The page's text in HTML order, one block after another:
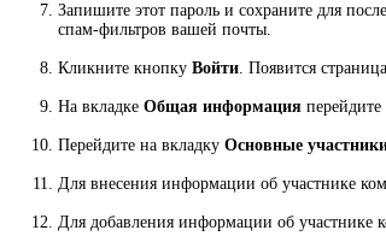
Запишите этот пароль и сохраните для
спам-фильтров вашей почты.
Кликните кнопку Войти. Появится
На вкладке Общая информация
Перейдите на вкладку Основные
Для внесения информации об участнике
Для добавления информации об участнике